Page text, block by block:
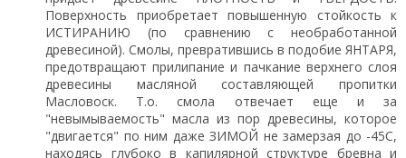
Поверхность приобретает повышенную стойкость к
ИСТИРАНИЮ (по сравнению с необработанной
древесиной). Смолы, превратившись в подобие ЯНТАРЯ,
предотвращают прилипание и пачкание верхнего слоя
древесины масляной составляющей пропитки
Масловоск. Т.о. смола отвечает еще и за
"невымываемость" масла из пор древесины, которое
"двигается" по ним даже ЗИМОЙ не замерзая до -45С,
находясь глубоко в капилярной структуре бревна и